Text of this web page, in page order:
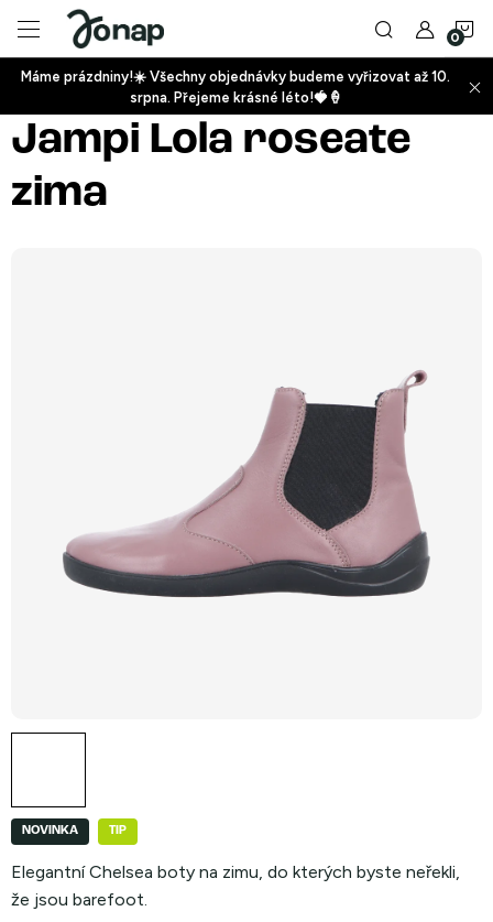
obsah
+
Máme prázdniny!☀️ Všechny objednávky budeme vyřizovat až 10.
srpna. Přejeme krásné léto!🍓🍦
Jampi Lola roseate
zima
NOVINKA TIP
Elegantní Chelsea boty na zimu, do kterých byste neřekli,
že jsou barefoot.